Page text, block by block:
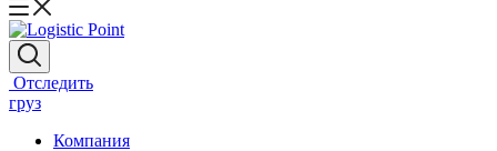
Отследить
груз
Компания